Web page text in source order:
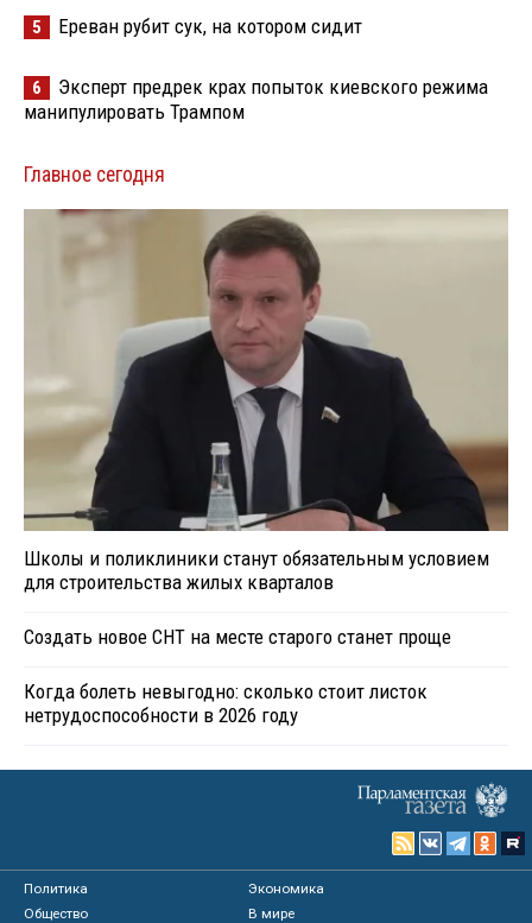
5 Ереван рубит сук, на котором сидит
6
Эксперт предрек крах попыток киевского режима
манипулировать Трампом
Главное сегодня
Школы и поликлиники станут обязательным условием
для строительства жилых кварталов
Создать новое СНТ на месте старого станет проще
Когда болеть невыгодно: сколько стоит листок
нетрудоспособности в 2026 году
Политика
Экономика
Общество
В мире